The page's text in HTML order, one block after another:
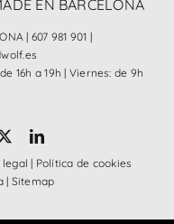
EN BARCELONA
| 607 981 901 |
16h a 19h | Viernes: de 9h
legal | Política de cookies
| Sitemap